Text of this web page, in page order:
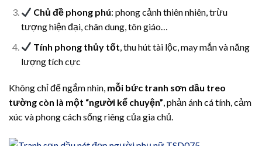
Chủ đề phong phú: phong cảnh thiên nhiên, trừu
tượng hiện đại, chân dung, tôn giáo…
Tính phong thủy tốt , thu hút tài lộc, may mắn và năng
lượng tích cực
Không chỉ để ngắm nhìn, mỗi bức tranh sơn dầu treo
tường còn là một “người kể chuyện”, phản ánh cá tính, cảm
xúc và phong cách sống riêng của gia chủ.